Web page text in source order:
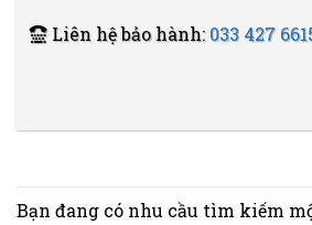
Liên hệ bảo hành:033 427
Bạn đang có nhu cầu tìm kiếm